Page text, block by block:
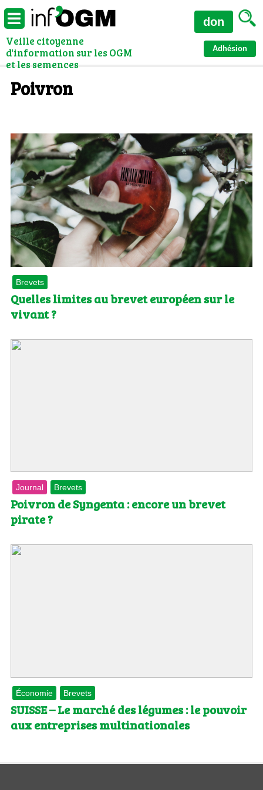
Veille citoyenne
d'information sur les OGM
et les semences
Adhésion
don
Poivron
Brevets
Quelles limites au brevet européen sur le
vivant ?
Journal Brevets
Poivron de Syngenta : encore un brevet
pirate ?
Économie Brevets
SUISSE – Le marché des légumes : le pouvoir
aux entreprises multinationales